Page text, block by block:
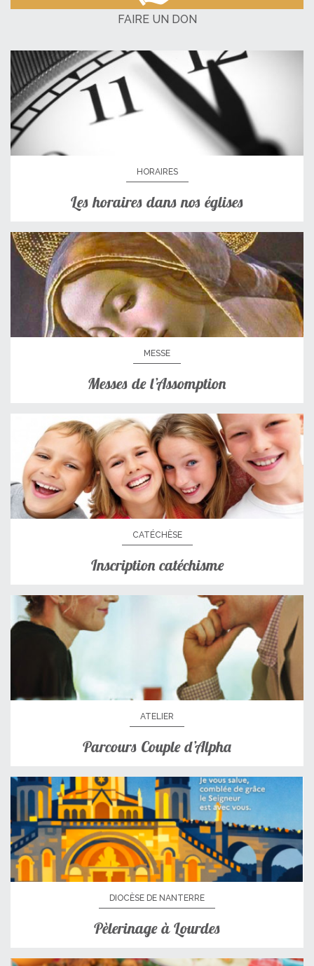
FAIRE UN DON
HORAIRES
Les horaires dans nos églises
MESSE
Messes de l’Assomption
CATÉCHÈSE
Inscription catéchisme
ATELIER
Parcours Couple d’Alpha
DIOCÈSE DE NANTERRE
Pèlerinage à Lourdes